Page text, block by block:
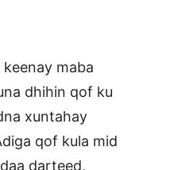
maba
dhihin qof ku
xuntahay
qof kula mid
darteed,